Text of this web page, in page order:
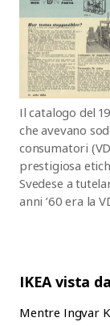
Il catalogo del
che avevano
consumatori
prestigiosa
Svedese a
anni ’60 era la
IKEA vista
Mentre Ingvar